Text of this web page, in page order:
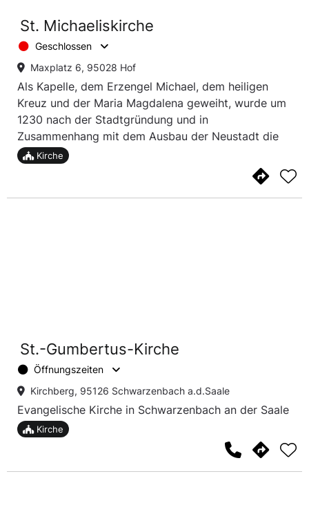
St. Michaeliskirche
Geschlossen
Maxplatz 6, 95028 Hof
Als Kapelle, dem Erzengel Michael, dem heiligen
Kreuz und der Maria Magdalena geweiht, wurde um
1230 nach der Stadtgründung und in
Zusammenhang mit dem Ausbau der Neustadt die
St. Michaeliskirche in Hof errichtet.
Kirche
St.-Gumbertus-Kirche
Öffnungszeiten
Kirchberg, 95126 Schwarzenbach a.d.Saale
Evangelische Kirche in Schwarzenbach an der Saale
Kirche